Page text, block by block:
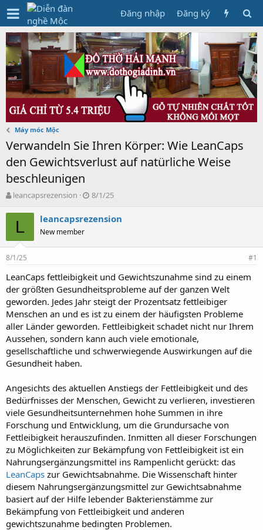
Đăng nhập Đăng ký
Máy móc Mộc
Verwandeln Sie Ihren Körper: Wie LeanCaps
den Gewichtsverlust auf natürliche Weise
beschleunigen
T
r
d
s
a
r
t
e
r
leancapsrezension
N
à
ử
8/1/25
L leancapsrezension
New member
8/1/25 #1
LeanCaps fettleibigkeit und Gewichtszunahme sind zu einem
der größten Gesundheitsprobleme auf der ganzen Welt
geworden. Jedes Jahr steigt der Prozentsatz fettleibiger
Menschen an und es ist zu einem der häufigsten Probleme
aller Länder geworden. Fettleibigkeit schadet nicht nur Ihrem
Aussehen, sondern kann auch viele emotionale,
gesellschaftliche und schwerwiegende Auswirkungen auf die
Gesundheit haben.
Angesichts des aktuellen Anstiegs der Fettleibigkeit und des
Bedürfnisses der Menschen, Gewicht zu verlieren, investieren
viele Gesundheitsunternehmen hohe Summen in ihre
Forschung und Entwicklung, um die Grundursache von
Fettleibigkeit herauszufinden. Inmitten all dieser Forschungen
zu Möglichkeiten zur Bekämpfung von Fettleibigkeit ist ein
Nahrungsergänzungsmittel ins Rampenlicht gerückt: das
LeanCaps zur Gewichtsabnahme. Die Wissenschaft hinter
diesem Nahrungsergänzungsmittel zur Gewichtsabnahme
basiert auf der Hilfe lebender Bakterienstämme zur
Bekämpfung von Fettleibigkeit und anderen
gewichtszunahme bedingten Problemen.